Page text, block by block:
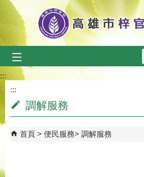
跳到主要內容區塊
:::
:::
調解服務
首頁 便民服務 調解服務